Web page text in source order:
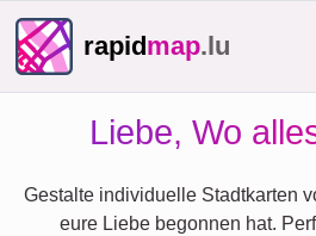
rapidmap.lu
Liebe, Wo
Gestalte individuelle Stadtkarten
eure Liebe begonnen hat.